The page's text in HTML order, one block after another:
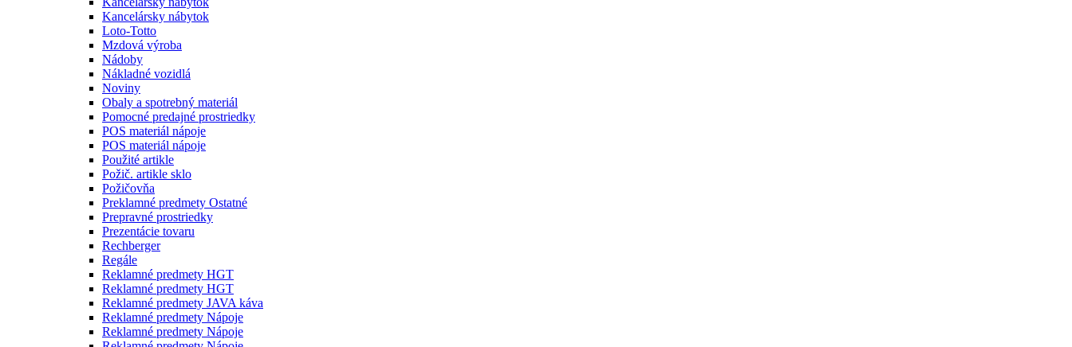
Kancelársky nábytok
Loto-Totto
Mzdová výroba
Nádoby
Nákladné vozidlá
Noviny
Obaly a spotrebný materiál
Pomocné predajné prostriedky
POS materiál nápoje
POS materiál nápoje
Použité artikle
Požič. artikle sklo
Požičovňa
Preklamné predmety Ostatné
Prepravné prostriedky
Prezentácie tovaru
Rechberger
Regále
Reklamné predmety HGT
Reklamné predmety HGT
Reklamné predmety JAVA káva
Reklamné predmety Nápoje
Reklamné predmety Nápoje